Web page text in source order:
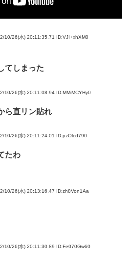
10/26(水) 20:11:35.71 ID:VJI+xhXM0
てしまった
10/26(水) 20:11:08.94 ID:MMiMCYHy0
ら直リン貼れ
10/26(水) 20:11:24.01 ID:pzOlcd790
たわ
10/26(水) 20:13:16.47 ID:zh8Von1Aa
10/26(水) 20:11:30.89 ID:Fe070Gw60